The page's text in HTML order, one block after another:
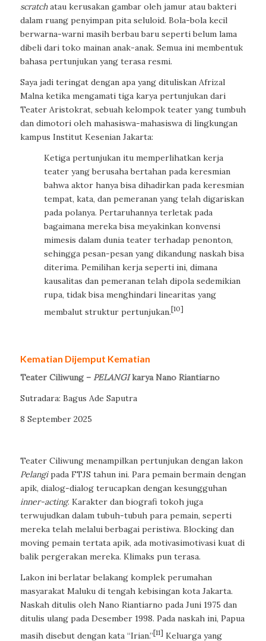
scratchatau kerusakan gambar oleh jamur atau bakteri
dalam ruang penyimpan pita seluloid. Bola-bola kecil
berwarna-warni masih berbau baru seperti belum lama
dibeli dari toko mainan anak-anak. Semua ini membentuk
bahasa pertunjukan yang terasa resmi.
Saya jadi teringat dengan apa yang dituliskan Afrizal
Malna ketika mengamati tiga karya pertunjukan dari
Teater Aristokrat, sebuah kelompok teater yang tumbuh
dan dimotori oleh mahasiswa-mahasiswa di lingkungan
kampus Institut Kesenian Jakarta:
Ketiga pertunjukan itu memperlihatkan kerja
teater yang berusaha bertahan pada keresmian
bahwa aktor hanya bisa dihadirkan pada keresmian
tempat, kata, dan pemeranan yang telah digariskan
pada polanya. Pertaruhannya terletak pada
bagaimana mereka bisa meyakinkan konvensi
mimesis dalam dunia teater terhadap penonton,
sehingga pesan-pesan yang dikandung naskah bisa
diterima. Pemilihan kerja seperti ini, dimana
kausalitas dan pemeranan telah dipola sedemikian
rupa, tidak bisa menghindari linearitas yang
membalut struktur pertunjukan.[10]
Kematian Dijemput Kematian
Teater Ciliwung – PELANGIkarya Nano Riantiarno
Sutradara: Bagus Ade Saputra
8 September 2025
Teater Ciliwung menampilkan pertunjukan dengan lakon
Pelangipada FTJS tahun ini. Para pemain bermain dengan
apik, dialog-dialog terucapkan dengan kesungguhan
inner-acting. Karakter dan biografi tokoh juga
terwujudkan dalam tubuh-tubuh para pemain, seperti
mereka telah melalui berbagai peristiwa. Blocking dan
moving pemain tertata apik, ada motivasimotivasi kuat di
balik pergerakan mereka. Klimaks pun terasa.
Lakon ini berlatar belakang komplek perumahan
masyarakat Maluku di tengah kebisingan kota Jakarta.
Naskah ditulis oleh Nano Riantiarno pada Juni 1975 dan
ditulis ulang pada Desember 1998. Pada naskah ini, Papua
masih disebut dengan kata “Irian.”[11] Keluarga yang